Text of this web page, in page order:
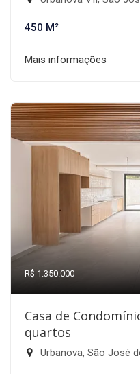
450 M²
Mais informações
R$ 1.350.000
Casa de
quartos
Urbanova, São José